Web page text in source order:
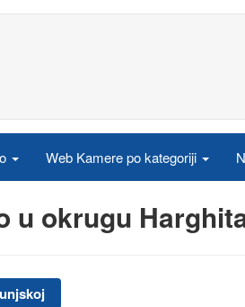
Web Kamere po kategoriji
u okrugu